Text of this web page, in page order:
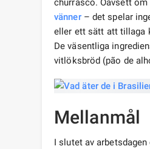
churrasco. Oavsett
vänner– det spelar
eller ett sätt att tillaga
De väsentliga
vitlöksbröd (pão de
Mellanmål
I slutet av